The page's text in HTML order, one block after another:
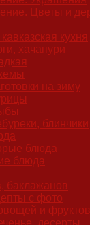
Цветы и
кухня
хачапури
на зиму
блинчики
блюда
блюда
баклажанов
с фото
и фруктов
десерты